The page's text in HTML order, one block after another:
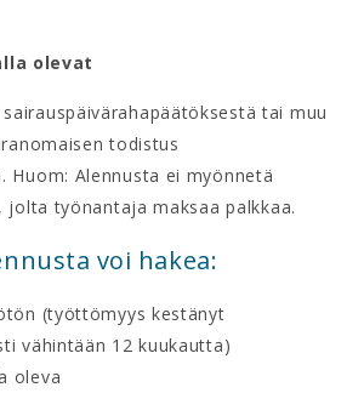
olevat
sairauspäivärahapäätöksestä tai muu
todistus
Huom: Alennusta ei myönnetä
jolta työnantaja maksaa palkkaa.
voi hakea:
(työttömyys kestänyt
vähintään 12 kuukautta)
oleva